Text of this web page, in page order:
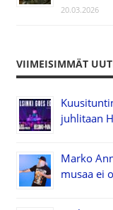
20.03.2026
VIIMEISIMMÄT
juhlitaan
Marko
musaa ei